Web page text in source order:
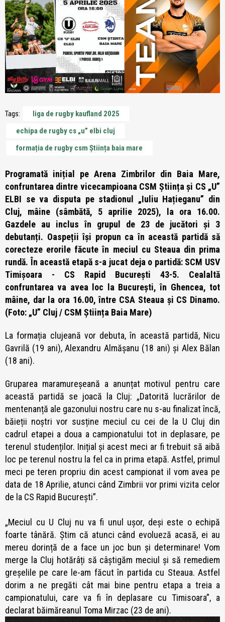
Tags:
liga de rugby kaufland 2025
echipa de rugby cs „u” elbi cluj
formația de rugby csm Știința baia mare
Programată inițial pe Arena Zimbrilor din Baia Mare,
confruntarea dintre vicecampioana CSM Știința și CS „U”
ELBI se va disputa pe stadionul „Iuliu Hațieganu” din
Cluj, mâine (sâmbătă, 5 aprilie 2025), la ora 16.00.
Gazdele au inclus în grupul de 23 de jucători și 3
debutanți. Oaspeții își propun ca în această partidă să
corecteze erorile făcute în meciul cu Steaua din prima
rundă. În această etapă s-a jucat deja o partidă: SCM USV
Timișoara - CS Rapid București 43-5. Cealaltă
confruntarea va avea loc la București, în Ghencea, tot
mâine, dar la ora 16.00, între CSA Steaua și CS Dinamo.
(Foto: „U” Cluj / CSM Știința Baia Mare)
La formația clujeană vor debuta, în această partidă, Nicu
Gavrilă (19 ani), Alexandru Almășanu (18 ani) și Alex Bălan
(18 ani).
Gruparea maramureșeană a anunțat motivul pentru care
această partidă se joacă la Cluj: „Datorită lucrărilor de
mentenanță ale gazonului nostru care nu s-au finalizat încă,
băieții noștri vor susține meciul cu cei de la U Cluj din
cadrul etapei a doua a campionatului tot in deplasare, pe
terenul studenților. Inițial și acest meci ar fi trebuit să aibă
loc pe terenul nostru la fel ca in prima etapă. Astfel, primul
meci pe teren propriu din acest campionat il vom avea pe
data de 18 Aprilie, atunci când Zimbrii vor primi vizita celor
de la CS Rapid București”.
„Meciul cu U Cluj nu va fi unul ușor, deși este o echipă
foarte tânără. Știm că atunci când evolueză acasă, ei au
mereu dorință de a face un joc bun și determinare! Vom
merge la Cluj hotărâți să câștigăm meciul și să remediem
greșelile pe care le-am făcut în partida cu Steaua. Astfel
dorim a ne pregăti cât mai bine pentru etapa a treia a
campionatului, care va fi în deplasare cu Timisoara”, a
declarat băimăreanul Toma Mirzac (23 de ani).